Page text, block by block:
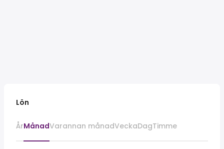
Lön
ÅrMånadVarannan månadVeckaDagTimme